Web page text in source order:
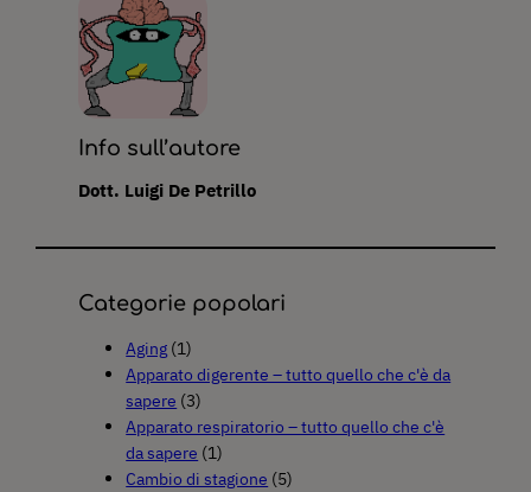
Info sull’autore
Dott. Luigi De Petrillo
Categorie popolari
Aging (1)
Apparato digerente – tutto quello che c'è da
sapere (3)
Apparato respiratorio – tutto quello che c'è
da sapere (1)
Cambio di stagione (5)